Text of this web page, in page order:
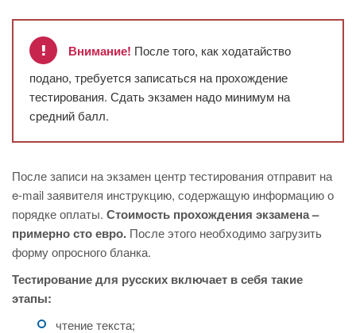
Внимание! После того, как ходатайство
подано, требуется записаться на прохождение
тестирования. Сдать экзамен надо минимум на
средний балл.
После записи на экзамен центр тестирования отправит на
e-mail заявителя инструкцию, содержащую информацию о
порядке оплаты. Стоимость прохождения экзамена –
примерно сто евро. После этого необходимо загрузить
форму опросного бланка.
Тестирование для русских включает в себя такие
этапы:
чтение текста;